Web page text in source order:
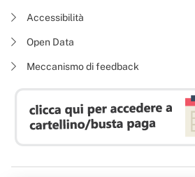
Accessibilità
Open Data
Meccanismo di feedback